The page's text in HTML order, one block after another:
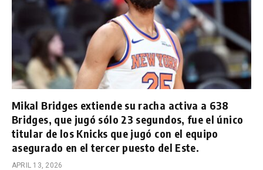
Mikal Bridges extiende su racha activa a 638
Bridges, que jugó sólo 23 segundos, fue el único
titular de los Knicks que jugó con el equipo
asegurado en el tercer puesto del Este.
APRIL 13, 2026